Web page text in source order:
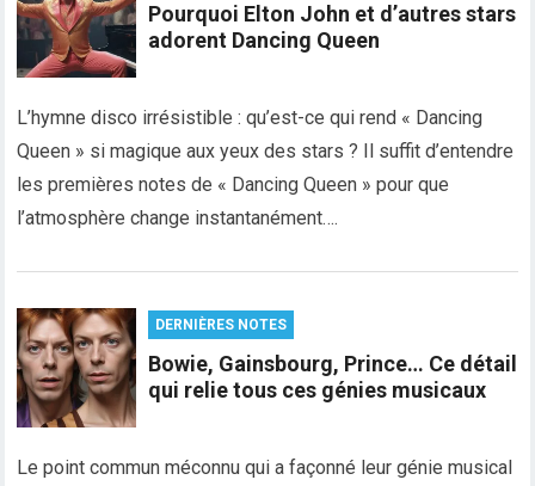
Pourquoi Elton John et d’autres stars
adorent Dancing Queen
L’hymne disco irrésistible : qu’est-ce qui rend « Dancing
Queen » si magique aux yeux des stars ? Il suffit d’entendre
les premières notes de « Dancing Queen » pour que
l’atmosphère change instantanément….
DERNIÈRES NOTES
Bowie, Gainsbourg, Prince… Ce détail
qui relie tous ces génies musicaux
Le point commun méconnu qui a façonné leur génie musical